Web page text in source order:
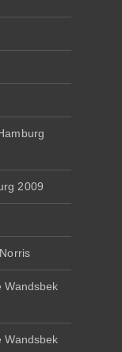
2009
Wandsbek
Wandsbek